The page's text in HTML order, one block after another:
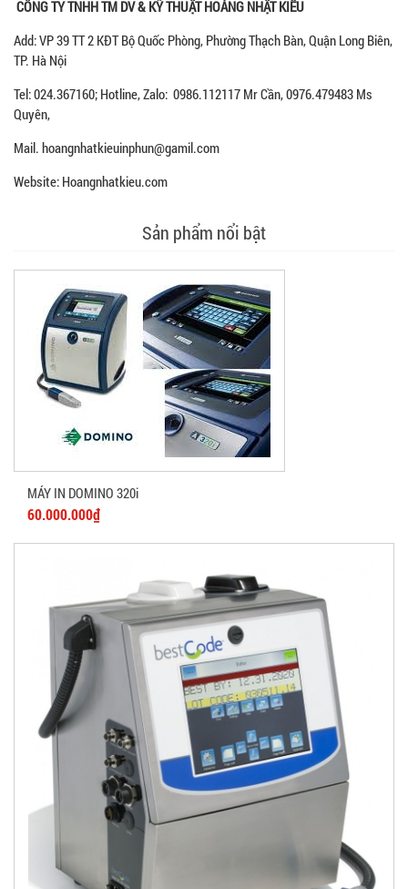
CÔNG TY TNHH TM DV & KỸ THUẬT HOÀNG NHẬT KIỀU
Add: VP 39 TT 2 KĐT Bộ Quốc Phòng, Phường Thạch Bàn, Quận Long Biên,
TP. Hà Nội
Tel: 024.367160; Hotline, Zalo: 0986.112117 Mr Cần, 0976.479483 Ms
Quyên,
Mail. hoangnhatkieuinphun@gamil.com
Website: Hoangnhatkieu.com
Sản phẩm nổi bật
MÁY IN DOMINO 320i
60.000.000₫